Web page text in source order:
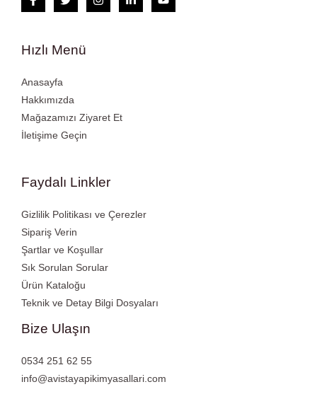
Hızlı Menü
Anasayfa
Hakkımızda
Mağazamızı Ziyaret Et
İletişime Geçin
Faydalı Linkler
Gizlilik Politikası ve Çerezler
Sipariş Verin
Şartlar ve Koşullar
Sık Sorulan Sorular
Ürün Kataloğu
Teknik ve Detay Bilgi Dosyaları
Bize Ulaşın
0534 251 62 55
info@avistayapikimyasallari.com